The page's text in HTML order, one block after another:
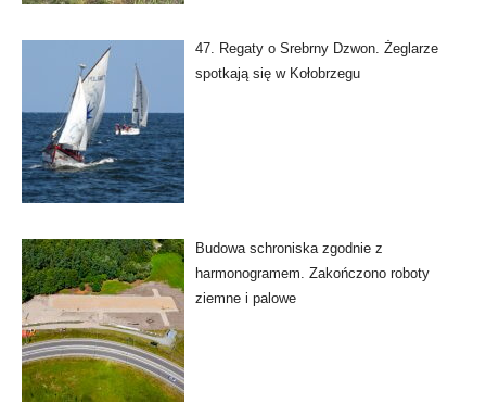
47. Regaty o Srebrny Dzwon. Żeglarze
spotkają się w Kołobrzegu
Budowa schroniska zgodnie z
harmonogramem. Zakończono roboty
ziemne i palowe